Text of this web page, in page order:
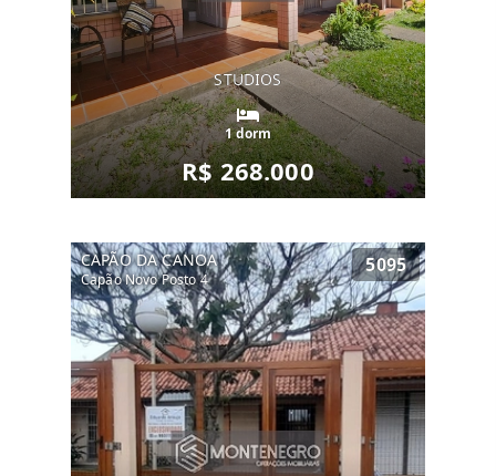
STUDIOS
1 dorm
R$ 268.000
CAPÃO DA CANOA
Capão Novo Posto 4
5095